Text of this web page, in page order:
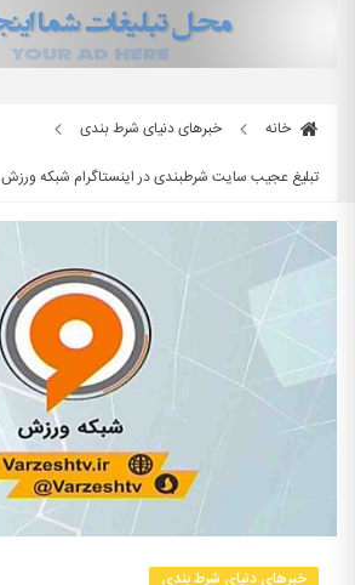
خانه
خبرهای دنیای شرط بندی
تبلیغ عجیب سایت شرطبندی در اینستاگرام شبکه ورزش
خبرهای دنیای شرط بندی